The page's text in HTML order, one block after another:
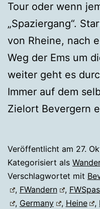
Tour oder wenn
„Spaziergang“.
von Rheine, nach
Weg der Ems um
weiter geht es
Immer auf dem
Zielort Bevergern
Veröffentlicht am 27.
Kategorisiert als
Verschlagwortet mit
, FWandern ,
, Germany , Heine ,